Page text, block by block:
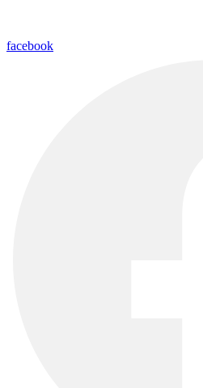
facebook